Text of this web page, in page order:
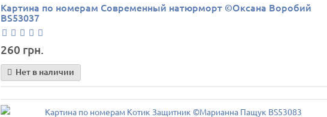
Картина по номерам Современный натюрморт ©Оксана Воробий
BS53037
260 грн.
Нет в наличии